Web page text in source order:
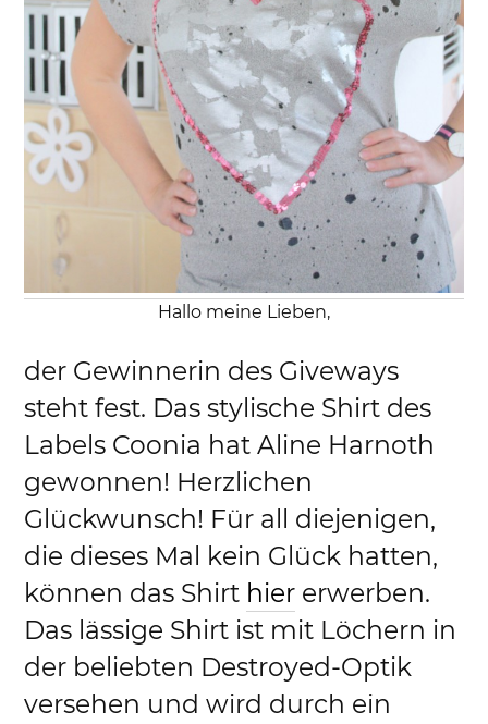
Hallo meine Lieben,
der Gewinnerin des Giveways
steht fest. Das stylische Shirt des
Labels Coonia hat Aline Harnoth
gewonnen! Herzlichen
Glückwunsch! Für all diejenigen,
die dieses Mal kein Glück hatten,
können das Shirt hier erwerben.
Das lässige Shirt ist mit Löchern in
der beliebten Destroyed-Optik
versehen und wird durch ein